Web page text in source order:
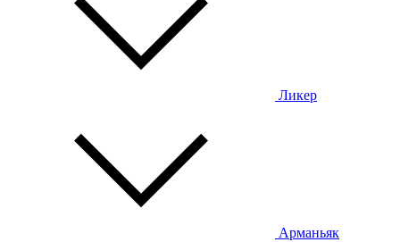
Ликер
Арманьяк